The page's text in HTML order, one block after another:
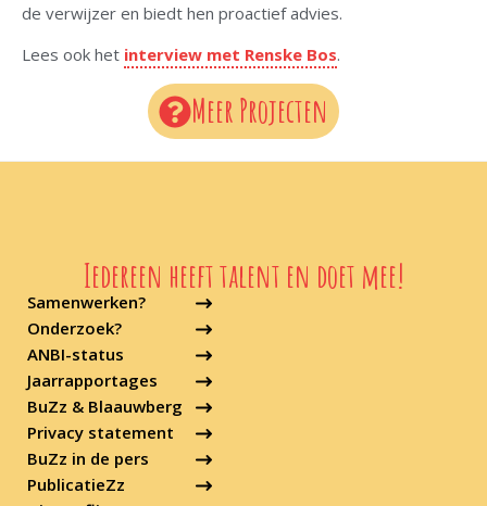
de verwijzer en biedt hen proactief advies.
Lees ook het interview met Renske Bos.
Meer Projecten
Samenwerken?
Onderzoek?
ANBI-status
Jaarrapportages
BuZz & Blaauwberg
Privacy statement
Iedereen heeft talent en doet mee!
BuZz in de pers
PublicatieZz